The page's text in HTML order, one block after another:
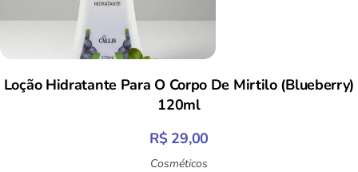
Loção Hidratante Para O Corpo De Mirtilo (Blueberry)
120ml
R$29,00
Cosméticos